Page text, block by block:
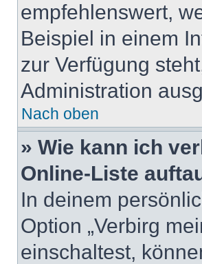
empfehlenswert,
Beispiel in einem
zur Verfügung
Administration
Nach oben
» Wie kann ich
Online-Liste
In deinem
Option „Verbirg
einschaltest,